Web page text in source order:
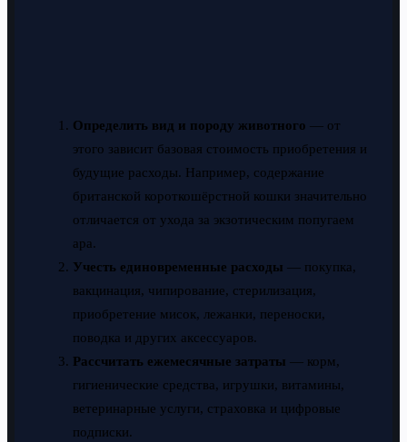
Определить вид и породу животного — от
этого зависит базовая стоимость приобретения и
будущие расходы. Например, содержание
британской короткошёрстной кошки значительно
отличается от ухода за экзотическим попугаем
ара.
Учесть единовременные расходы — покупка,
вакцинация, чипирование, стерилизация,
приобретение мисок, лежанки, переноски,
поводка и других аксессуаров.
Рассчитать ежемесячные затраты — корм,
гигиенические средства, игрушки, витамины,
ветеринарные услуги, страховка и цифровые
подписки.